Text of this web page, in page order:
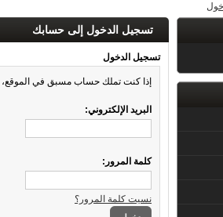
تسجيل الدخول إلى حسابك
تسجيل الدخول
إذا كنت تملك حساب مسبق في
البريد الإلكتروني:
كلمة المرور:
نسيت كلمة المرور؟